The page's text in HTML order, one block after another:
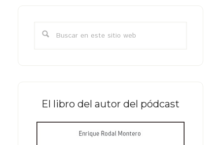
primaria
El libro del autor del pódcast